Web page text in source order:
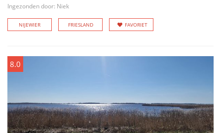
Ingezonden door: Niek
NIJEWIER FRIESLAND FAVORIET
8.0